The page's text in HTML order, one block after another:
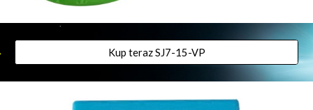
Kup teraz SJ7-15-VP